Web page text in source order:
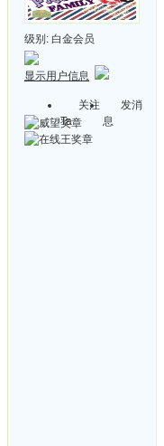
级别: 白金会员
显示用户信息
关注
Ta
发消
息